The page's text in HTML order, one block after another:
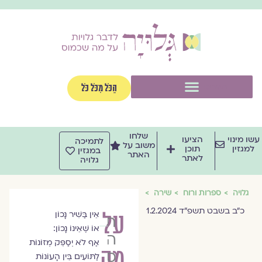
הַכֹּל מִכֹּל כֹּל
מינוי
למגזין
הציעו
תוכן
לאתר
שלחו
משוב על
האתר
לתמיכה
במגזין
גלויה
גלויה ספרות ורוח שירה
כ״ב בשבט תשפ״ד 1.2.2024
על
תות
הרמס
סאטורי
אֵין בַּשִׁיר נָכוֹן
אוֹ שֶׁאֵינוֹ נָכוֹן:
אַף לֹא יְסַפֵּק מְזוֹנוֹת
לַתּוֹעִים בֵּין הָעוֹנוֹת